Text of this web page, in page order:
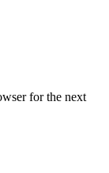
for the next